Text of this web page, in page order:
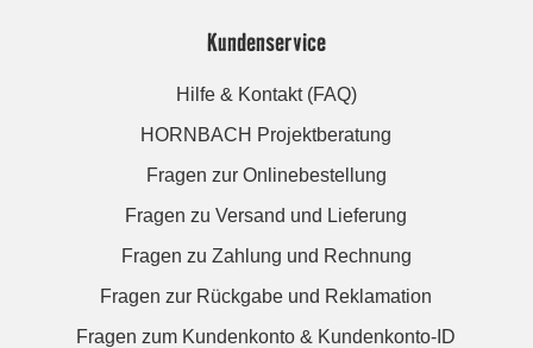
Kundenservice
Hilfe & Kontakt (FAQ)
HORNBACH Projektberatung
Fragen zur Onlinebestellung
Fragen zu Versand und Lieferung
Fragen zu Zahlung und Rechnung
Fragen zur Rückgabe und Reklamation
Fragen zum Kundenkonto & Kundenkonto-ID